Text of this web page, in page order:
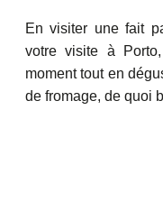
En visiter une fait
votre visite à
moment tout en
de fromage, de quoi